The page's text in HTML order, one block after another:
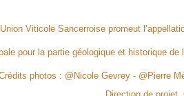
Viticole Sancerroise promeut
pour la partie géologique et historique
photos : @Nicole Gevrey - @Pierre